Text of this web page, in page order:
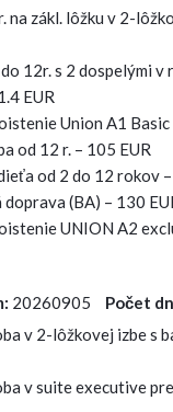
na zákl. lôžku v 2-
12r. s 2 dospelými v
EUR
Union A1 Basic
od 12 r. – 105 EUR
od 2 do 12 rokov –
(BA) – 130
UNION A2
20260905 Počet
v 2-lôžkovej izbe s
v suite executive